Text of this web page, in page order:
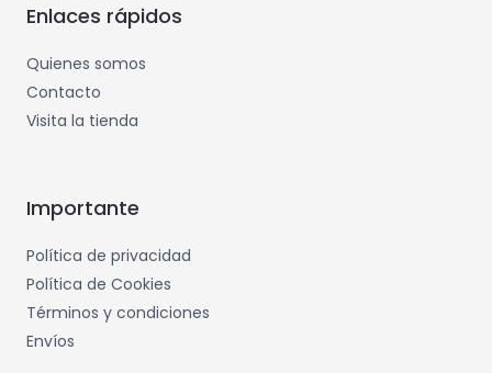
Enlaces rápidos
Quienes somos
Contacto
Visita la tienda
Importante
Política de privacidad
Política de Cookies
Términos y condiciones
Envíos